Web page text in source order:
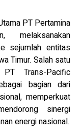
PT Pertamina
melaksanakan
sejumlah entitas
Timur. Salah satu
Trans-Pacific
bagian dari
memperkuat
sinergi
energi nasional.